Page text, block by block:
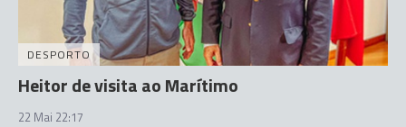
DESPORTO
Heitor de visita ao Marítimo
22 Mai 22:17